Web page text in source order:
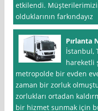
etkilendi. Müşterilerimizin
olduklarının farkındayız
Pırlanta
İstanbul,
hareketli
metropolde bir evden
zaman bir zorluk
zorlukları ortadan
bir hizmet sunmak için